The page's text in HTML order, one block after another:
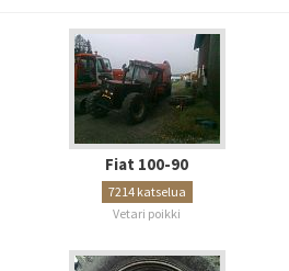
Fiat 100-90
7214 katselua
Vetari poikki